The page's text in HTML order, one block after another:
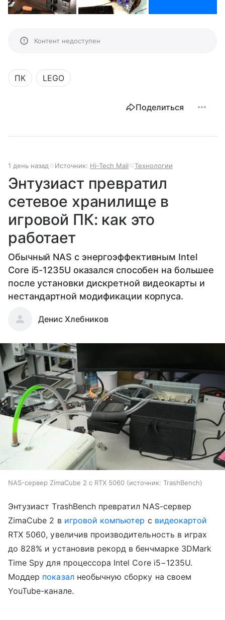
Контент недоступен
ПК LEGO
Поделиться
1 день назад Источник: Hi-Tech Mail Технологии
Энтузиаст превратил
сетевое хранилище в
игровой ПК: как это
работает
Обычный NAS с энергоэффективным Intel
Core i5-1235U оказался способен на большее
после установки дискретной видеокарты и
нестандартной модификации корпуса.
Денис Хлебников
NAS-сервер ZimaCube 2 с RTX 5060 источник: TrashBench
Энтузиаст TrashBench превратил NAS-сервер
ZimaCube 2 в игровой компьютер с видеокартой
RTX 5060, увеличив производительность в играх
до 828% и установив рекорд в бенчмарке 3DMark
Time Spy для процессора Intel Core i5−1235U.
Моддер показалнеобычную сборку на своем
YouTube-канале.